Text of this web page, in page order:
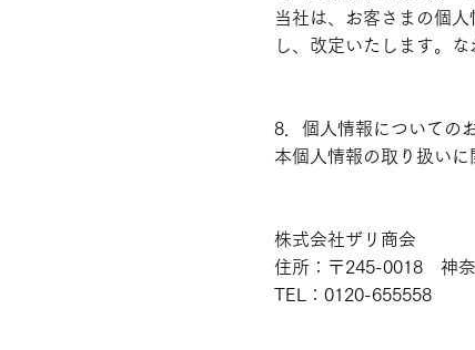
当社は、お客さまの個
し、改定いたします。
8．個人情報についての
本個人情報の取り扱いに
株式会社ザリ商会
住所：〒245-0018 神奈
TEL：0120-655558